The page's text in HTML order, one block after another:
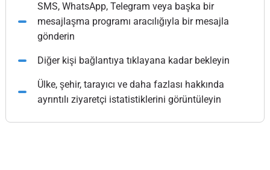
SMS, WhatsApp, Telegram veya başka bir
mesajlaşma programı aracılığıyla bir mesajla
gönderin
Diğer kişi bağlantıya tıklayana kadar bekleyin
Ülke, şehir, tarayıcı ve daha fazlası hakkında
ayrıntılı ziyaretçi istatistiklerini görüntüleyin